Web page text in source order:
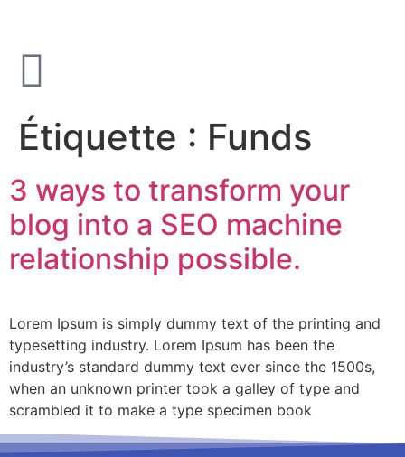
Étiquette : Funds
3 ways to transform your
blog into a SEO machine
relationship possible.
Lorem Ipsum is simply dummy text of the printing and
typesetting industry. Lorem Ipsum has been the
industry’s standard dummy text ever since the 1500s,
when an unknown printer took a galley of type and
scrambled it to make a type specimen book